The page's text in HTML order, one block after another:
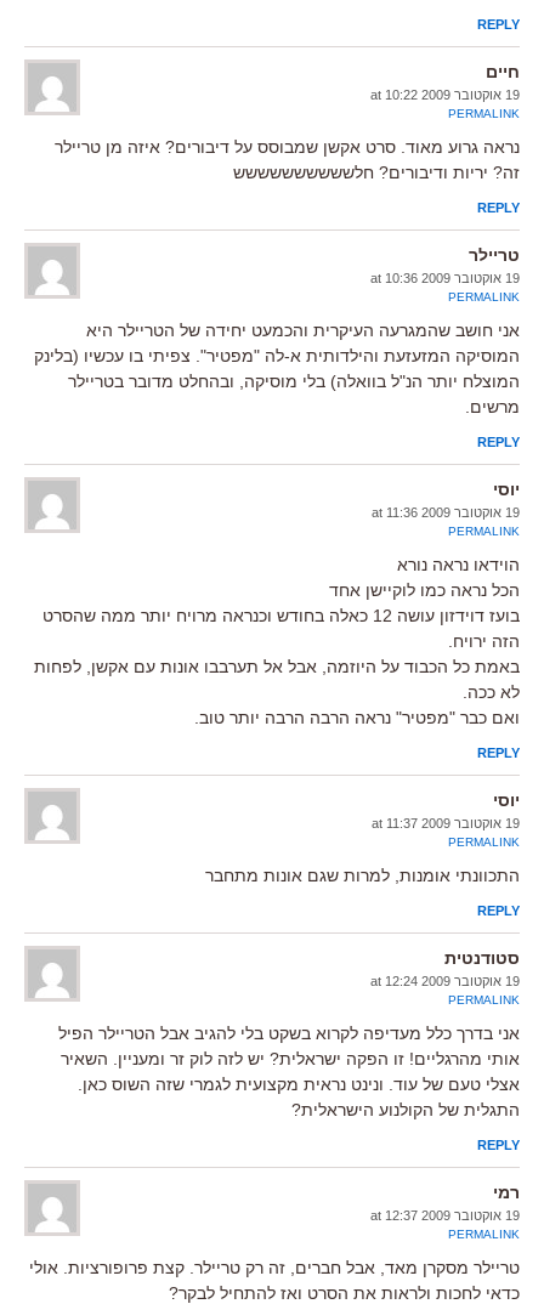
REPLY
חיים
19 אוקטובר 2009 at 10:22
PERMALINK
נראה גרוע מאוד. סרט אקשן שמבוסס על דיבורים? איזה מן טריילר
זה? יריות ודיבורים? חלשששששששששש
REPLY
טריילר
19 אוקטובר 2009 at 10:36
PERMALINK
אני חושב שהמגרעה העיקרית והכמעט יחידה של הטריילר היא
המוסיקה המזעזעת והילדותית א-לה "מפטיר". צפיתי בו עכשיו (בלינק
המוצלח יותר הנ"ל בוואלה) בלי מוסיקה, ובהחלט מדובר בטריילר
מרשים.
REPLY
יוסי
19 אוקטובר 2009 at 11:36
PERMALINK
הוידאו נראה נורא
הכל נראה כמו לוקיישן אחד
בועז דוידזון עושה 12 כאלה בחודש וכנראה מרויח יותר ממה שהסרט
הזה ירויח.
באמת כל הכבוד על היוזמה, אבל אל תערבבו אונות עם אקשן, לפחות
לא ככה.
ואם כבר "מפטיר" נראה הרבה הרבה יותר טוב.
REPLY
יוסי
19 אוקטובר 2009 at 11:37
PERMALINK
התכוונתי אומנות, למרות שגם אונות מתחבר
REPLY
סטודנטית
19 אוקטובר 2009 at 12:24
PERMALINK
אני בדרך כלל מעדיפה לקרוא בשקט בלי להגיב אבל הטריילר הפיל
אותי מהרגליים! זו הפקה ישראלית? יש לזה לוק זר ומעניין. השאיר
אצלי טעם של עוד. ונינט נראית מקצועית לגמרי שזה השוס כאן.
התגלית של הקולנוע הישראלית?
REPLY
רמי
19 אוקטובר 2009 at 12:37
PERMALINK
טריילר מסקרן מאד, אבל חברים, זה רק טריילר. קצת פרופורציות. אולי
כדאי לחכות ולראות את הסרט ואז להתחיל לבקר?